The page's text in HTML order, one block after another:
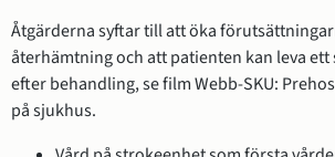
Åtgärderna syftar till att öka
återhämtning och att patienten kan leva
efter behandling, se film Webb-SKU:
på sjukhus.